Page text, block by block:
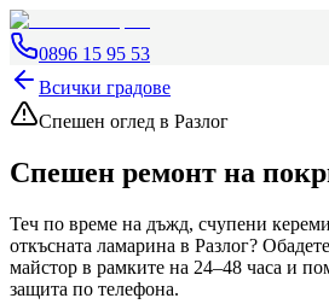
0896 15 95 53
Всички градове
Спешен оглед в Разлог
Спешен ремонт на
Теч по време на дъжд, счупени
откъсната ламарина в Разлог?
майстор в рамките на 24–48 часа и
защита по телефона.